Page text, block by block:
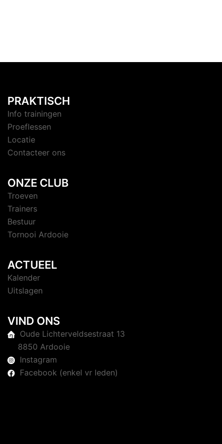
PRAKTISCH
Info trainingen
Proeflessen
Locatie
Contacteer ons
ONZE CLUB
Troeven
Trainers
Bestuur
Tornooi Ardooie
ACTUEEL
Kalender
Uitslagen
VIND ONS
Oude Lichterveldsestraat 13
8850 Ardooie
Instagram
Facebook (enkel vr leden)